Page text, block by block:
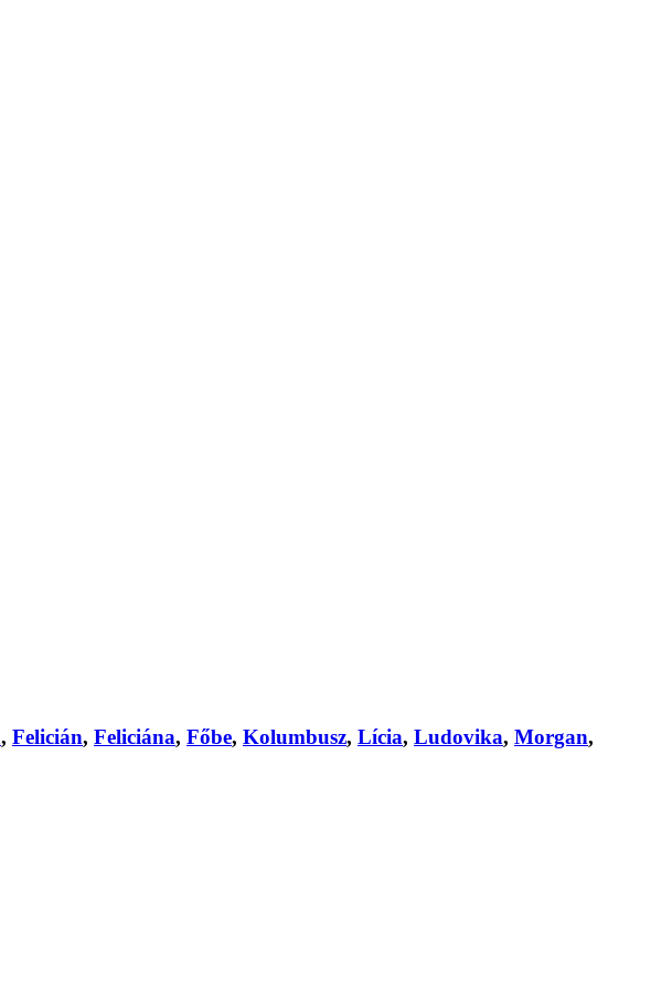
, Felicián, Feliciána, Főbe, Kolumbusz, Lícia, Ludovika, Morgan,